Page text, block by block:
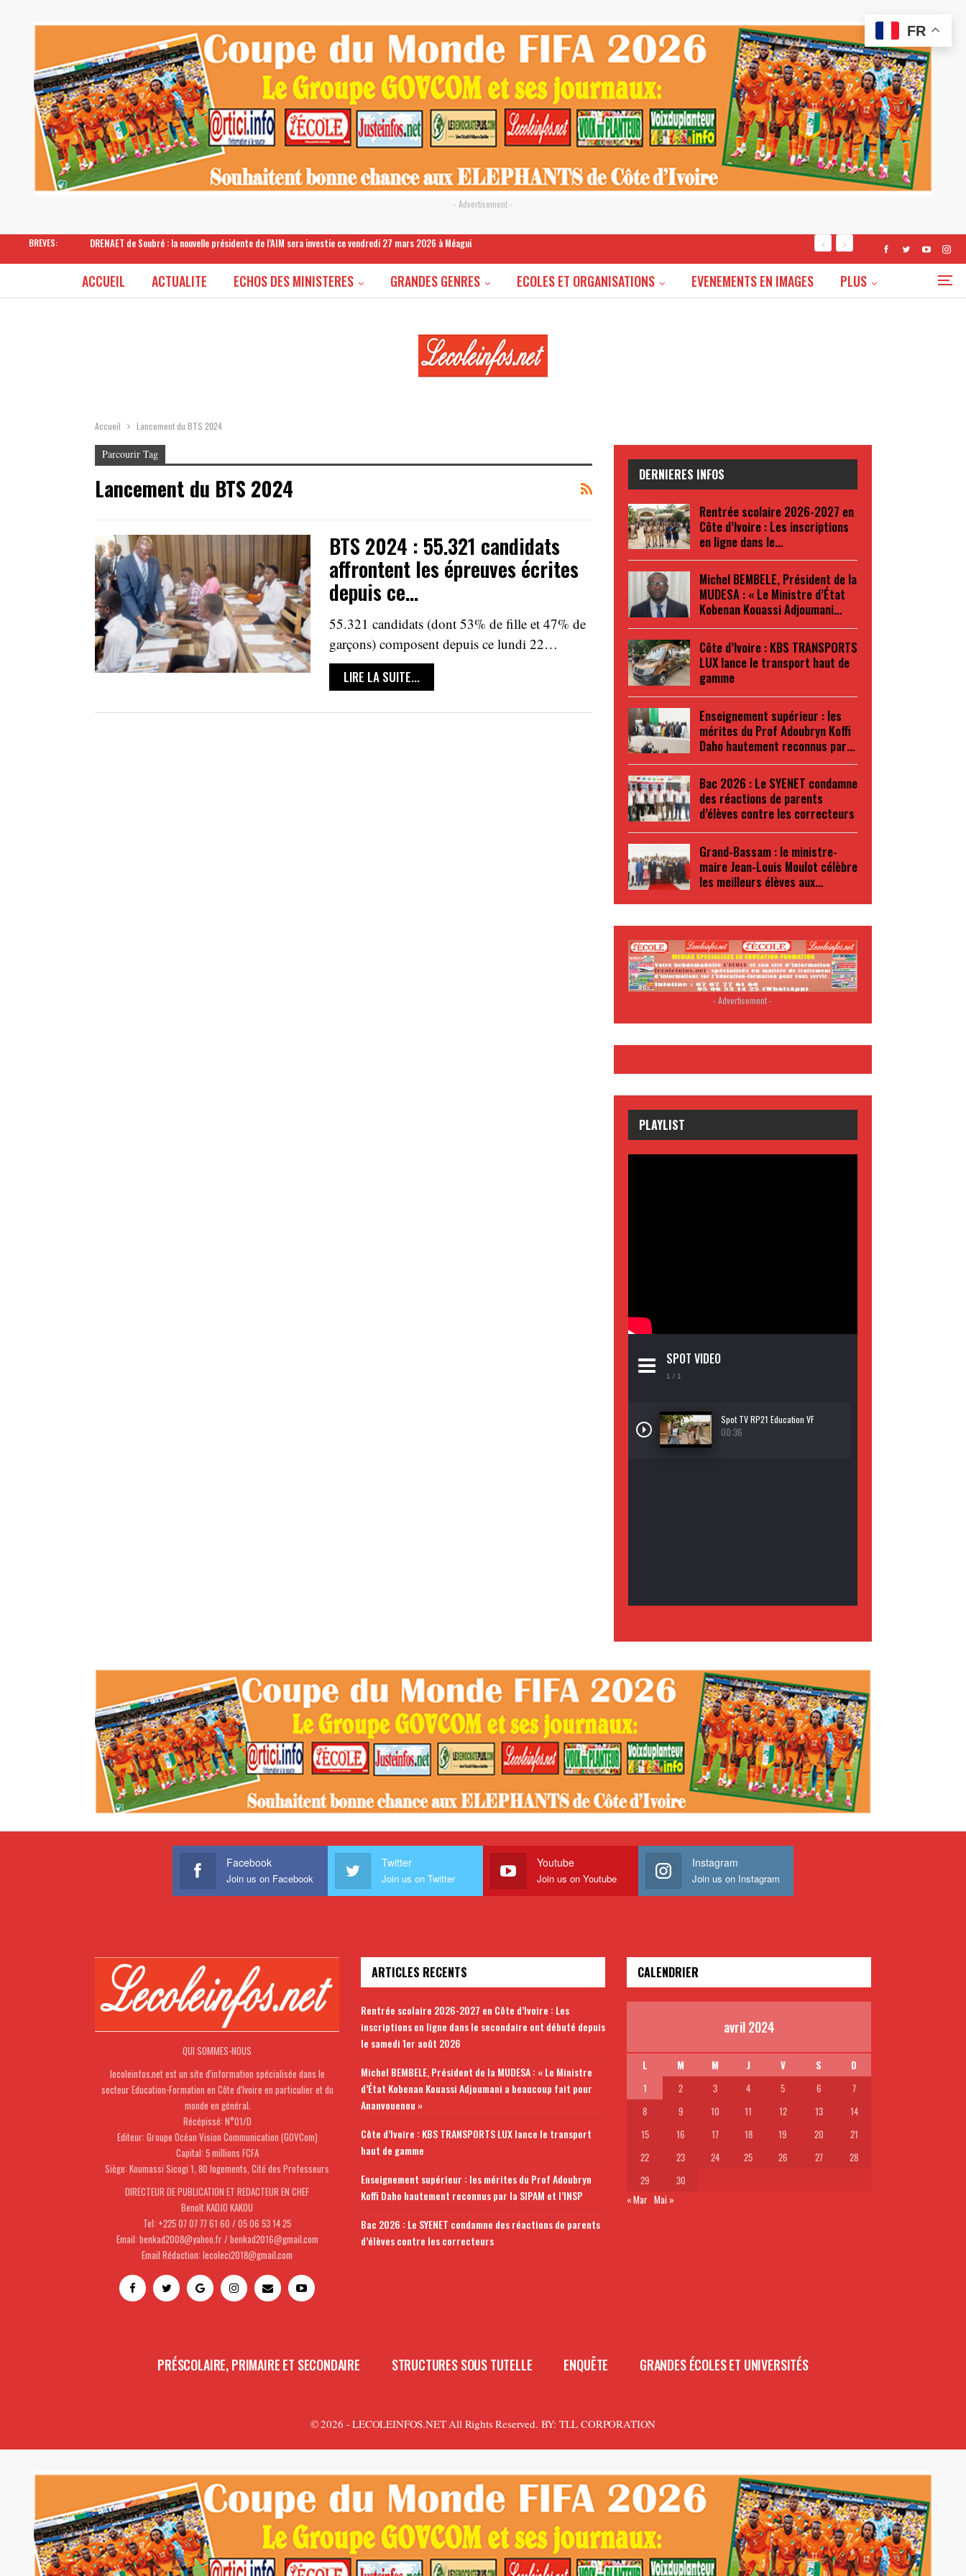
- Advertisement -
BREVES: DRENAET de Soubré : la nouvelle présidente de l’AIM sera investie ce vendredi 27 mars 2026 à Méagui
ACCUEIL ACTUALITE ECHOS DES MINISTERES GRANDES GENRES ECOLES ET ORGANISATIONS EVENEMENTS EN IMAGES PLUS
Accueil Lancement du BTS 2024
Parcourir Tag
Lancement du BTS 2024
BTS 2024 : 55.321 candidats
affrontent les épreuves écrites
depuis ce…
55.321 candidats (dont 53% de fille et 47% de
garçons) composent depuis ce lundi 22…
LIRE LA SUITE...
DERNIERES INFOS
Rentrée scolaire 2026-2027 en
Côte d’Ivoire : Les inscriptions
en ligne dans le…
Michel BEMBELE, Président de la
MUDESA : « Le Ministre d’État
Kobenan Kouassi Adjoumani…
Côte d’Ivoire : KBS TRANSPORTS
LUX lance le transport haut de
gamme
Enseignement supérieur : les
mérites du Prof Adoubryn Koffi
Daho hautement reconnus par…
Bac 2026 : Le SYENET condamne
des réactions de parents
d’élèves contre les correcteurs
Grand-Bassam : le ministre-
maire Jean-Louis Moulot célèbre
les meilleurs élèves aux…
- Advertisement -
PLAYLIST
SPOT VIDEO
1 / 1
Spot TV RP21 Education VF
00:36
Facebook
Join us on Facebook
Twitter
Join us on Twitter
Youtube
Join us on Youtube
Instagram
Join us on Instagram
QUI SOMMES-NOUS
lecoleinfos.net est un site d'information spécialisée dans le
secteur Education-Formation en Côte d'Ivoire en particulier et du
monde en général.
Récépissé: N°01/D
Editeur: Groupe Océan Vision Communication (GOVCom)
Capital: 5 millions FCFA
Siège: Koumassi Sicogi 1, 80 logements, Cité des Professeurs
DIRECTEUR DE PUBLICATION ET REDACTEUR EN CHEF
Benoît KADJO KAKOU
Tel: +225 07 07 77 61 60 / 05 06 53 14 25
Email: benkad2008@yahoo.fr / benkad2016@gmail.com
Email Rédaction: lecoleci2018@gmail.com
ARTICLES RECENTS
Rentrée scolaire 2026-2027 en Côte d’Ivoire : Les
inscriptions en ligne dans le secondaire ont débuté depuis
le samedi 1er août 2026
Michel BEMBELE, Président de la MUDESA : « Le Ministre
d’État Kobenan Kouassi Adjoumani a beaucoup fait pour
Ananvouenou »
Côte d’Ivoire : KBS TRANSPORTS LUX lance le transport
haut de gamme
Enseignement supérieur : les mérites du Prof Adoubryn
Koffi Daho hautement reconnus par la SIPAM et l’INSP
Bac 2026 : Le SYENET condamne des réactions de parents
d’élèves contre les correcteurs
CALENDRIER
avril 2024
L M M J V S
D
1
2 3 4 5 6
7
8
9 10 11 12 13
14
15
16 17 18 19 20
21
22
23 24 25 26 27
28
29
30
« Mar Mai »
PRÉSCOLAIRE, PRIMAIRE ET SECONDAIRE STRUCTURES SOUS TUTELLE ENQUÊTE GRANDES ÉCOLES ET UNIVERSITÉS
© 2026 - LECOLEINFOS.NET All Rights Reserved. BY: TLL CORPORATION
FR